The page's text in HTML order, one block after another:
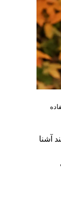
آشنا